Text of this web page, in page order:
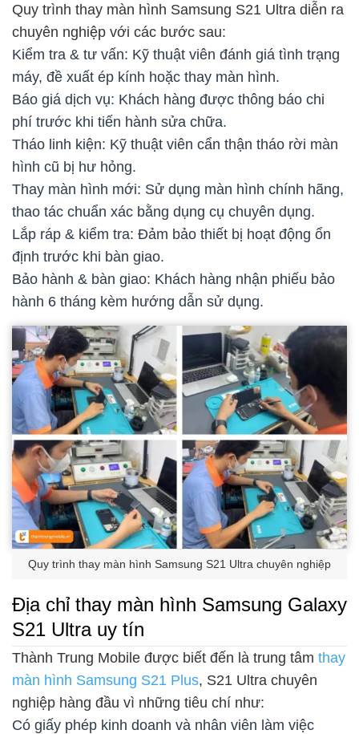
Quy trình thay màn hình Samsung S21 Ultra diễn ra
chuyên nghiệp với các bước sau:
Kiểm tra & tư vấn: Kỹ thuật viên đánh giá tình trạng
máy, đề xuất ép kính hoặc thay màn hình.
Báo giá dịch vụ: Khách hàng được thông báo chi
phí trước khi tiến hành sửa chữa.
Tháo linh kiện: Kỹ thuật viên cẩn thận tháo rời màn
hình cũ bị hư hỏng.
Thay màn hình mới: Sử dụng màn hình chính hãng,
thao tác chuẩn xác bằng dụng cụ chuyên dụng.
Lắp ráp & kiểm tra: Đảm bảo thiết bị hoạt động ổn
định trước khi bàn giao.
Bảo hành & bàn giao: Khách hàng nhận phiếu bảo
hành 6 tháng kèm hướng dẫn sử dụng.
Quy trình thay màn hình Samsung S21 Ultra chuyên nghiệp
Địa chỉ thay màn hình Samsung Galaxy
S21 Ultra uy tín
Thành Trung Mobile được biết đến là trung tâm thay
màn hình Samsung S21 Plus, S21 Ultra chuyên
nghiệp hàng đầu vì những tiêu chí như:
Có giấy phép kinh doanh và nhân viên làm việc